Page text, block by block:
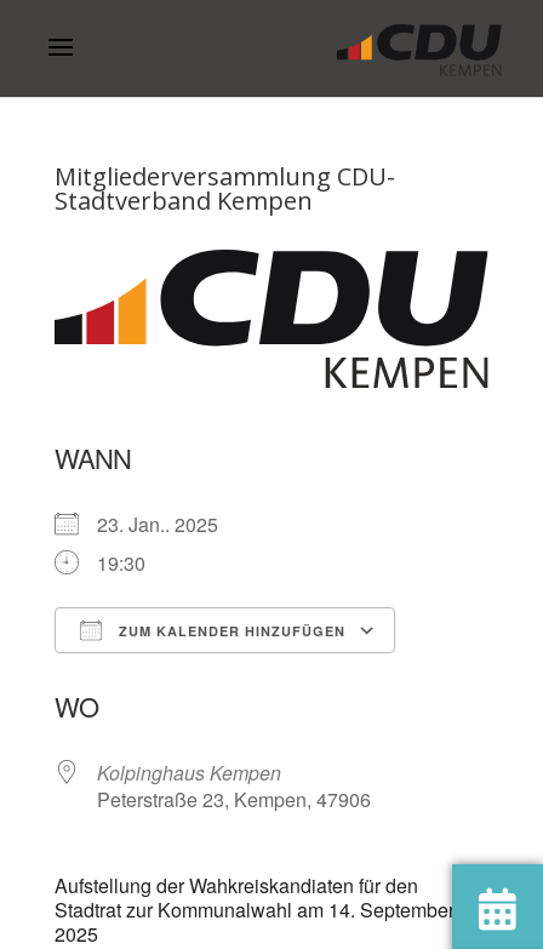
Mitgliederversammlung CDU-
Stadtverband Kempen
WANN
23. Jan.. 2025
19:30
ZUM KALENDER HINZUFÜGEN
WO
Kolpinghaus Kempen
Peterstraße 23, Kempen, 47906
Aufstellung der Wahkreiskandiaten für den
Stadtrat zur Kommunalwahl am 14. September
2025